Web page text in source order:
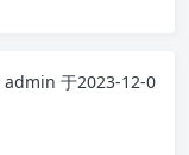
admin 于2023-12-0